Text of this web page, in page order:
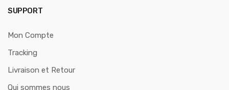
SUPPORT
Mon Compte
Tracking
Livraison et Retour
Qui sommes nous